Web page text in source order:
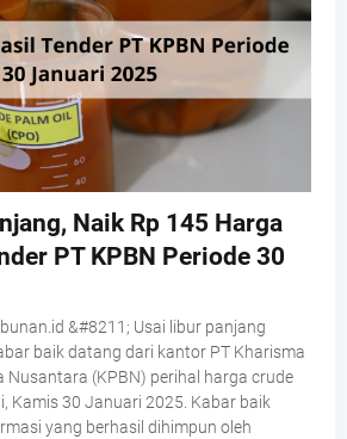
Naik Rp 145 Harga
PT KPBN Periode 30
&#8211; Usai libur panjang
baik datang dari kantor PT Kharisma
Nusantara (KPBN) perihal harga crude
Kamis 30 Januari 2025. Kabar baik
yang berhasil dihimpun oleh